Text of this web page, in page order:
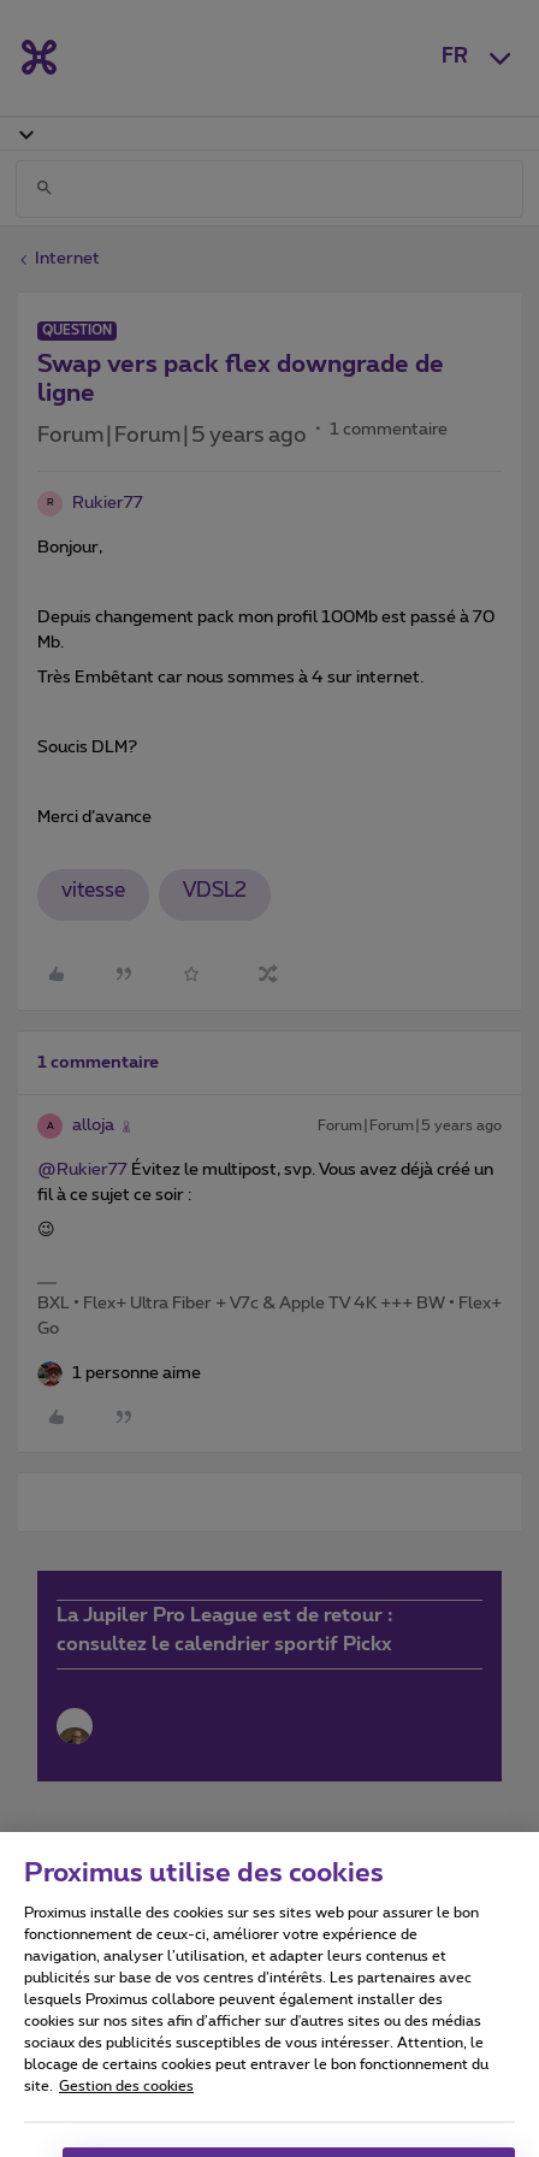
FR
Internet
QUESTION
Swap vers pack flex downgrade de
ligne
Forum|Forum|5 years ago 1 commentaire
R Rukier77
Bonjour,
Depuis changement pack mon profil 100Mb est passé à 70
Mb.
Très Embêtant car nous sommes à 4 sur internet.
Soucis DLM?
Merci d’avance
vitesse VDSL2
1 commentaire
A alloja Forum|Forum|5 years ago
@Rukier77 Évitez le multipost, svp. Vous avez déjà créé un
fil à ce sujet ce soir :
😉
BXL • Flex+ Ultra Fiber + V7c & Apple TV 4K +++ BW • Flex+
Go
1 personne aime
La Jupiler Pro League est de retour :
consultez le calendrier sportif Pickx
Conditions d'utilisation Accessibility statement
Tous droits réservés. © 2026 Proximus
Conditions générales, info consommateur
Proximus utilise des cookies
Proximus installe des cookies sur ses sites web pour assurer le bon
fonctionnement de ceux-ci, améliorer votre expérience de
navigation, analyser l’utilisation, et adapter leurs contenus et
publicités sur base de vos centres d’intérêts. Les partenaires avec
lesquels Proximus collabore peuvent également installer des
cookies sur nos sites afin d’afficher sur d'autres sites ou des médias
sociaux des publicités susceptibles de vous intéresser. Attention, le
blocage de certains cookies peut entraver le bon fonctionnement du
site.
Gestion des cookies